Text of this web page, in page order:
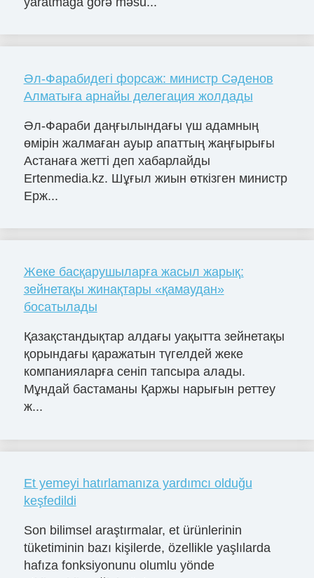
Әл-Фарабидегі форсаж: министр Сәденов
Алматыға арнайы делегация жолдады
Әл-Фараби даңғылындағы үш адамның
өмірін жалмаған ауыр апаттың жаңғырығы
Астанаға жетті деп хабарлайды
Ertenmedia.kz. Шұғыл жиын өткізген министр
Ерж...
Жеке басқарушыларға жасыл жарық:
зейнетақы жинақтары «қамаудан»
босатылады
Қазақстандықтар алдағы уақытта зейнетақы
қорындағы қаражатын түгелдей жеке
компанияларға сеніп тапсыра алады.
Мұндай бастаманы Қаржы нарығын реттеу
ж...
Et yemeyi hatırlamanıza yardımcı olduğu
keşfedildi
Son bilimsel araştırmalar, et ürünlerinin
tüketiminin bazı kişilerde, özellikle yaşlılarda
hafıza fonksiyonunu olumlu yönde